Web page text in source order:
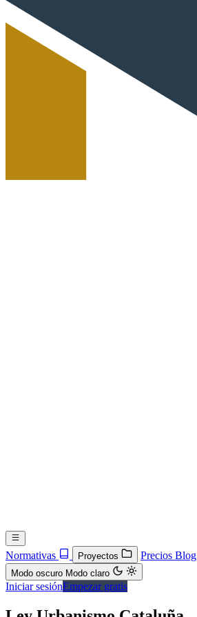
Normativas Proyectos Precios Blog
Modo oscuro Modo claro
Iniciar sesiónEmpezar gratis